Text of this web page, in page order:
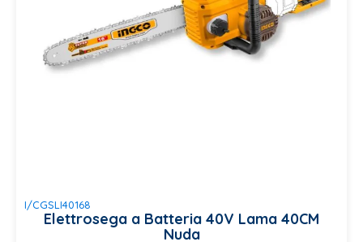
I/CGSLI40168
Elettrosega a Batteria 40V Lama 40CM
Nuda